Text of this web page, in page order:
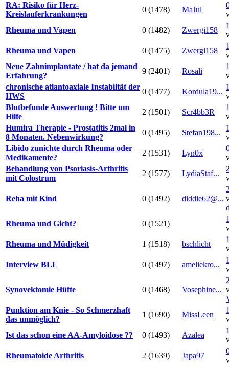
RA: Risiko für Herz-
Kreislauferkrankungen
0 (1478) MaJul
Rheuma und Vapen
0 (1482) Zwergi158
Rheuma und Vapen
0 (1475) Zwergi158
Neue Zahnimplantate / hat da jemand
Erfahrung?
9 (2401) Rosali
chronische atlantoaxiale Instabiltät der
HWS
0 (1477) Kordula19...
Blutbefunde Auswertung ! Bitte um
Hilfe
2 (1501) Scr4bb3R
Humira Therapie - Prostatitis 2mal in
8 Monaten. Nebenwirkung?
0 (1495) Stefan198...
Libido zunichte durch Rheuma oder
Medikamente?
2 (1531) Lyn0x
Behandlung von Psoriasis-Arthritis
mit Colostrum
2 (1577) LydiaStaf...
Reha mit Kind 0 (1492) diddie62@...
Rheuma und Gicht?
0 (1521)
Rheuma und Müdigkeit
1 (1518) bschlicht
Interview BLL
0 (1497) ameliekro...
Synovektomie Hüfte 0 (1468) Vosephine...
Punktion am Knie - So Schmerzhaft
das unmöglich?
1 (1690) MissLeen
Ist das schon eine AA-Amyloidose ??
0 (1493) Azalea
Rheumatoide Arthritis
2 (1639) Japa97